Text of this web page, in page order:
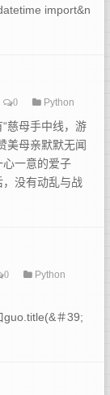
import&n
0 Python
慈母手中线，游
美母亲默默无闻
一意的爱子
没有动乱与战
0 Python
＃39;